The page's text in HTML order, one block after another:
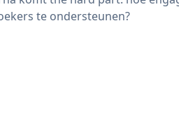
te ondersteunen?